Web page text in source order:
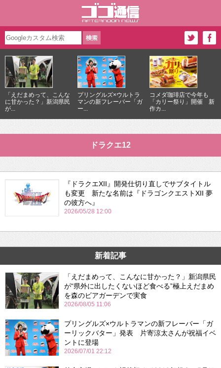
「えだまめって、こんな
に甘かった？」新潟県民
が...
プリングルズ×ウルトラ
マンの新フレーバー「ガ
ー...
コメダ珈琲店で今年も
「カリー祭り」開催 新
作カ...
ドラクエ12
『ドラクエXII』開発仕切り直しでサブタイトル
も変更 新たな名前は『ドラゴンクエストXII 夢
の彼方へ』
2026/05/28 12:00
新着記事
「えだまめって、こんなに甘かった？」新潟県民
が“県外に出したくないほど食べる”極上えだまめ
を森のビアガーデンで実食
2026/08/05 11:06
プリングルズ×ウルトラマンの新フレーバー「ガ
ーリックバター」発表 片寄涼太さんが祝福イベ
ントに登場
2026/07/01 22:12